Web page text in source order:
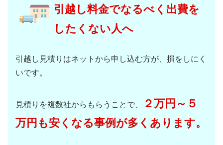
引越し料金でなるべく出費を
したくない人へ
引越し見積りはネットから申し込む方が、損をしにく
いです。
見積りを複数社からもらうことで、
２万円～５
万円も安くなる事例が多くあります。